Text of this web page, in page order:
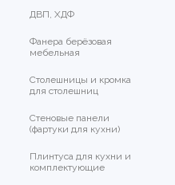
ДВП, ХДФ
Фанера берёзовая
мебельная
Столешницы и кромка
для столешниц
Стеновые панели
(фартуки для кухни)
Плинтуса для кухни и
комплектующие